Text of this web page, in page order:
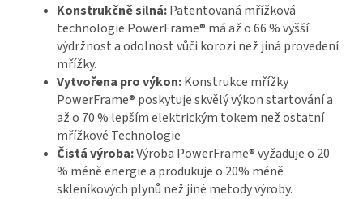
Konstrukčně silná:Patentovaná mřížková
technologie PowerFrame® má až o 66 % vyšší
výdržnost a odolnost vůči korozi než jiná provedení
mřížky.
Vytvořena pro výkon:Konstrukce mřížky
PowerFrame® poskytuje skvělý výkon startování a
až o 70 % lepším elektrickým tokem než ostatní
mřížkové Technologie
Čistá výroba:Výroba PowerFrame®vyžaduje o 20
% méně energie a produkuje o 20% méně
skleníkových plynů než jiné metody výroby.